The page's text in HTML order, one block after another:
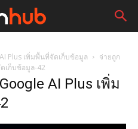
Plus เพิ่มพื้นที่จัดเก็บข้อมูล
จ่ายถูก
เก็บข้อมูล-42
AI Plus เพิ่ม